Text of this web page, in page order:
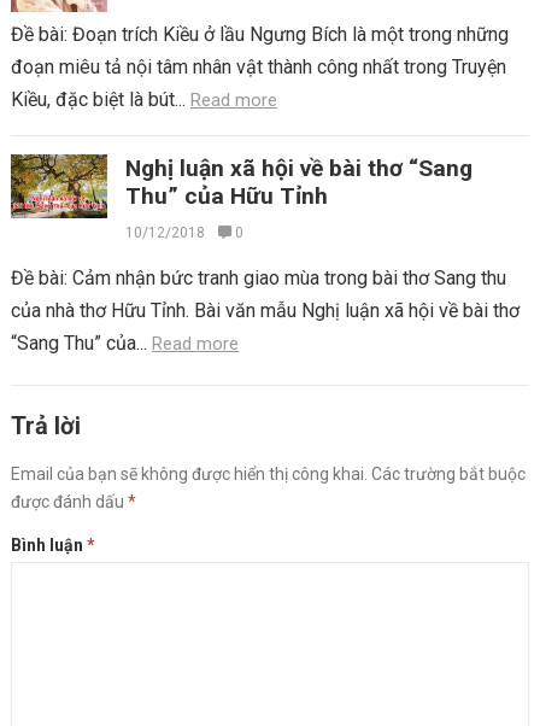
Đề bài: Đoạn trích Kiều ở lầu Ngưng Bích là một trong những
đoạn miêu tả nội tâm nhân vật thành công nhất trong Truyện
Kiều, đặc biệt là bút... Read more
Nghị luận xã hội về bài thơ “Sang
Thu” của Hữu Tỉnh
10/12/2018 0
Đề bài: Cảm nhận bức tranh giao mùa trong bài thơ Sang thu
của nhà thơ Hữu Tỉnh. Bài văn mẫu Nghị luận xã hội về bài thơ
“Sang Thu” của... Read more
Trả lời
Email của bạn sẽ không được hiển thị công khai. Các trường bắt buộc
được đánh dấu *
Bình luận *